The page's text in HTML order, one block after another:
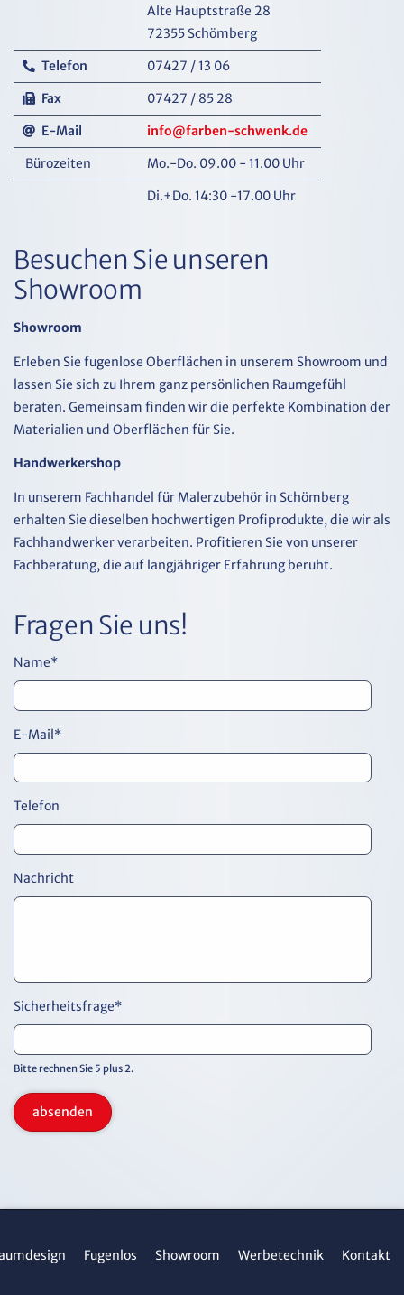
Alte Hauptstraße 28
72355 Schömberg
Telefon
07427 / 13 06
Fax
07427 / 85 28
E-Mail
info@farben-schwenk.de
Bürozeiten
Mo.-Do. 09.00 - 11.00 Uhr
Di.+Do. 14:30 -17.00 Uhr
Besuchen Sie unseren
Showroom
Showroom
Erleben Sie fugenlose Oberflächen in unserem Showroom und
lassen Sie sich zu Ihrem ganz persönlichen Raumgefühl
beraten. Gemeinsam finden wir die perfekte Kombination der
Materialien und Oberflächen für Sie.
Handwerkershop
In unserem Fachhandel für Malerzubehör in Schömberg
erhalten Sie dieselben hochwertigen Profiprodukte, die wir als
Fachhandwerker verarbeiten. Profitieren Sie von unserer
Fachberatung, die auf langjähriger Erfahrung beruht.
Fragen Sie uns!
Name*
E-Mail*
Telefon
Nachricht
Sicherheitsfrage*
Bitte rechnen Sie 5 plus 2.
absenden
Fugenlos Showroom Werbetechnik Kontakt